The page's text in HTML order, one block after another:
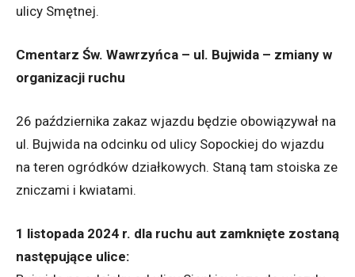
ulicy Smętnej.
Cmentarz Św. Wawrzyńca – ul. Bujwida – zmiany w
organizacji ruchu
26 października zakaz wjazdu będzie obowiązywał na
ul. Bujwida na odcinku od ulicy Sopockiej do wjazdu
na teren ogródków działkowych. Staną tam stoiska ze
zniczami i kwiatami.
1 listopada 2024 r. dla ruchu aut zamknięte zostaną
następujące ulice: